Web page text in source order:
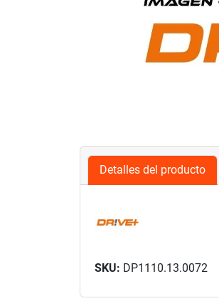
Detalles del producto
SKU: DP1110.13.0072